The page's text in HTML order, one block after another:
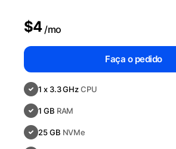
1 x 3.3 GHzCPU
1 GB RAM
25 GB NVMe
$4/mo
Faça o pedido